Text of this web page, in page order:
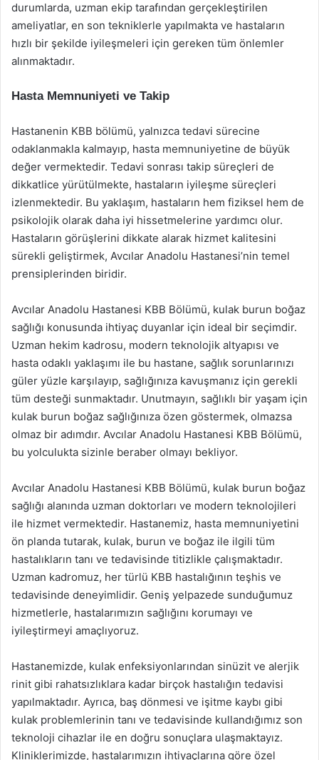
durumlarda, uzman ekip tarafından gerçekleştirilen
ameliyatlar, en son tekniklerle yapılmakta ve hastaların
hızlı bir şekilde iyileşmeleri için gereken tüm önlemler
alınmaktadır.
Hasta Memnuniyeti ve Takip
Hastanenin KBB bölümü, yalnızca tedavi sürecine
odaklanmakla kalmayıp, hasta memnuniyetine de büyük
değer vermektedir. Tedavi sonrası takip süreçleri de
dikkatlice yürütülmekte, hastaların iyileşme süreçleri
izlenmektedir. Bu yaklaşım, hastaların hem fiziksel hem de
psikolojik olarak daha iyi hissetmelerine yardımcı olur.
Hastaların görüşlerini dikkate alarak hizmet kalitesini
sürekli geliştirmek, Avcılar Anadolu Hastanesi’nin temel
prensiplerinden biridir.
Avcılar Anadolu Hastanesi KBB Bölümü, kulak burun boğaz
sağlığı konusunda ihtiyaç duyanlar için ideal bir seçimdir.
Uzman hekim kadrosu, modern teknolojik altyapısı ve
hasta odaklı yaklaşımı ile bu hastane, sağlık sorunlarınızı
güler yüzle karşılayıp, sağlığınıza kavuşmanız için gerekli
tüm desteği sunmaktadır. Unutmayın, sağlıklı bir yaşam için
kulak burun boğaz sağlığınıza özen göstermek, olmazsa
olmaz bir adımdır. Avcılar Anadolu Hastanesi KBB Bölümü,
bu yolculukta sizinle beraber olmayı bekliyor.
Avcılar Anadolu Hastanesi KBB Bölümü, kulak burun boğaz
sağlığı alanında uzman doktorları ve modern teknolojileri
ile hizmet vermektedir. Hastanemiz, hasta memnuniyetini
ön planda tutarak, kulak, burun ve boğaz ile ilgili tüm
hastalıkların tanı ve tedavisinde titizlikle çalışmaktadır.
Uzman kadromuz, her türlü KBB hastalığının teşhis ve
tedavisinde deneyimlidir. Geniş yelpazede sunduğumuz
hizmetlerle, hastalarımızın sağlığını korumayı ve
iyileştirmeyi amaçlıyoruz.
Hastanemizde, kulak enfeksiyonlarından sinüzit ve alerjik
rinit gibi rahatsızlıklara kadar birçok hastalığın tedavisi
yapılmaktadır. Ayrıca, baş dönmesi ve işitme kaybı gibi
kulak problemlerinin tanı ve tedavisinde kullandığımız son
teknoloji cihazlar ile en doğru sonuçlara ulaşmaktayız.
Kliniklerimizde, hastalarımızın ihtiyaçlarına göre özel